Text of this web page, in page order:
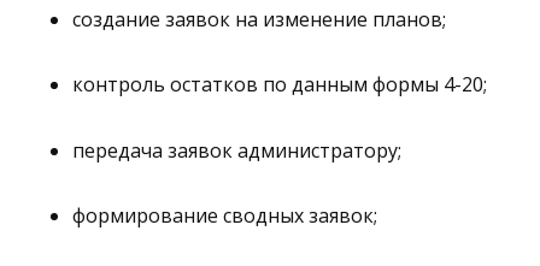
создание заявок на изменение планов;
контроль остатков по данным формы 4-20;
передача заявок администратору;
формирование сводных заявок;